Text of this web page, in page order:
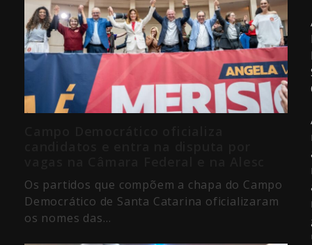
Os partidos que compõem a chapa do Campo
Democrático de Santa Catarina oficializaram
os nomes das…